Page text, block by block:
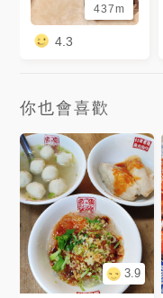
437m
4.3
你也會喜歡
3.9